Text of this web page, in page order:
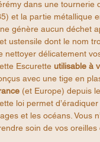
dans une tournerie
et la partie métallique
ne génère aucun déchet
ustensile dont le nom
nettoyer délicatement
Escurette utilisable à
avec une tige en
(et Europe) depuis
loi permet
et les océans. Vous
soin de vos